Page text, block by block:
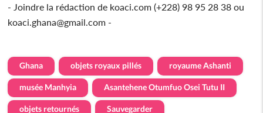
- Joindre la rédaction de koaci.com (+228) 98 95 28 38 ou
koaci.ghana@gmail.com -
Ghana objets royaux pillés royaume Ashanti
musée Manhyia Asantehene Otumfuo Osei Tutu II
objets retournés Sauvegarder